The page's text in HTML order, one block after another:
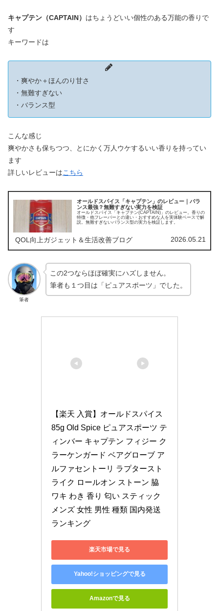
キャプテン（CAPTAIN） はちょうどいい個性のある万能の香りで
す
キーワードは
・爽やか＋ほんのり甘さ
・無難すぎない
・バランス型
こんな感じ
爽やかさも保ちつつ、とにかく万人ウケするいい香りを持ってい
ます
詳しいレビューはこちら
オールドスパイス「キャプテン」のレビュー｜バラ
ンス最強？無難すぎない実力を検証
オールドスパイス「キャプテン(CAPTAIN)」のレビュー。香りの
特徴・他フレーバーとの違い・おすすめな人を実体験ベースで解
説。無難すぎないバランス型の実力を検証します。
QOL向上ガジェット＆生活改善ブログ 2026.05.21
筆者
この2つならほぼ確実にハズしません。
筆者も１つ目は「ピュアスポーツ」でした。
【楽天 入賞】オールドスパイス
85g Old Spice ピュアスポーツ テ
ィンバー キャプテン フィジー ク
ラーケンガード ベアグローブ ア
ルファセントーリ ラプタースト
ライク ロールオン ストーン 脇
ワキ わき 香り 匂い スティック
メンズ 女性 男性 種類 国内発送
ランキング
楽天市場で見る
Yahoo!ショッピングで見る
Amazonで見る